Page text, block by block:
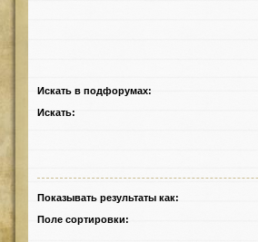
Искать в подфорумах:
Искать:
Показывать результаты как:
Поле сортировки: